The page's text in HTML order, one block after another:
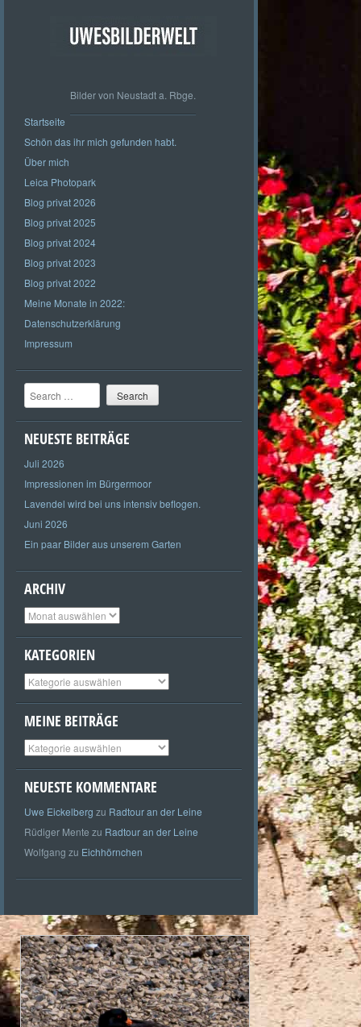
Bilder von Neustadt a. Rbge.
Startseite
Schön das ihr mich gefunden habt.
Über mich
Leica Photopark
Blog privat 2026
Blog privat 2025
Blog privat 2024
Blog privat 2023
Blog privat 2022
Meine Monate in 2022:
Datenschutzerklärung
Impressum
Search
NEUESTE BEITRÄGE
Juli 2026
Impressionen im Bürgermoor
Lavendel wird bei uns intensiv beflogen.
Juni 2026
Ein paar Bilder aus unserem Garten
ARCHIV
Archiv
KATEGORIEN
Kategorien
MEINE BEITRÄGE
Meine
Beiträge
NEUESTE KOMMENTARE
Uwe Eickelberg zu Radtour an der Leine
Rüdiger Mente zu Radtour an der Leine
Wolfgang zu Eichhörnchen